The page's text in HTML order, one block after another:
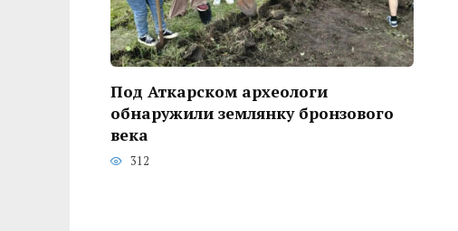
Под Аткарском археологи
обнаружили землянку бронзового
века
312